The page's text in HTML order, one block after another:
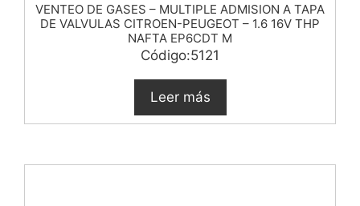
VENTEO DE GASES – MULTIPLE ADMISION A TAPA
DE VALVULAS CITROEN-PEUGEOT – 1.6 16V THP
NAFTA EP6CDT M
Código:5121
Leer más